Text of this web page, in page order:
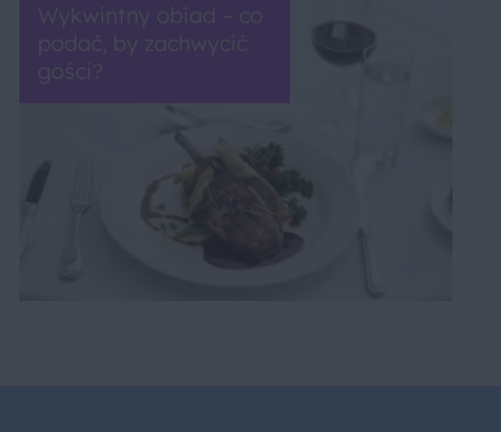
Wykwintny obiad – co
podać, by zachwycić
gości?